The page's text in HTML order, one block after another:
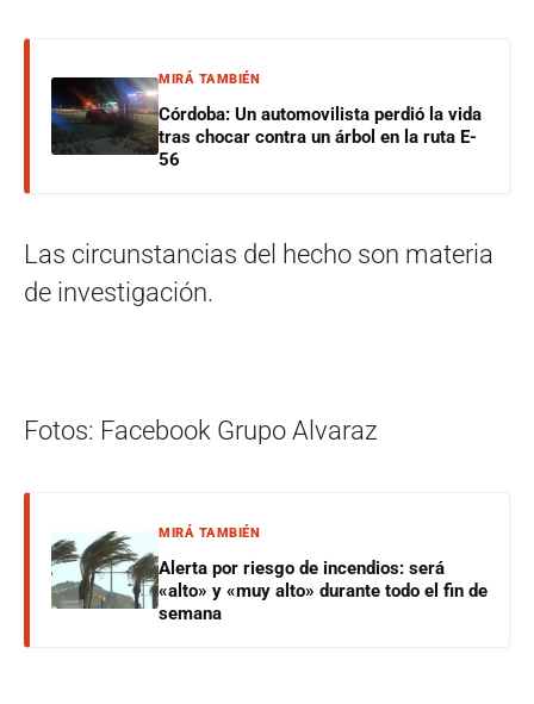
MIRÁ TAMBIÉN
Córdoba: Un automovilista perdió la vida
tras chocar contra un árbol en la ruta E-
56
Las circunstancias del hecho son materia
de investigación.
Fotos: Facebook Grupo Alvaraz
MIRÁ TAMBIÉN
Alerta por riesgo de incendios: será
«alto» y «muy alto» durante todo el fin de
semana